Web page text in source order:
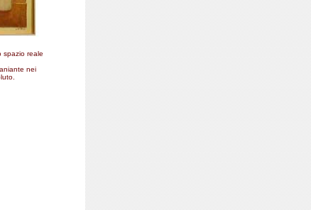
spazio reale
nei